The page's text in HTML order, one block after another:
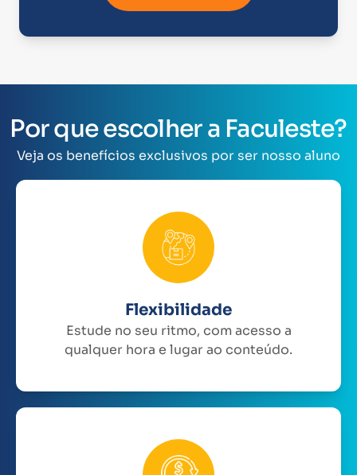
Por que escolher a Faculeste?
Veja os benefícios exclusivos por ser nosso aluno
Flexibilidade
Estude no seu ritmo, com acesso a
qualquer hora e lugar ao conteúdo.